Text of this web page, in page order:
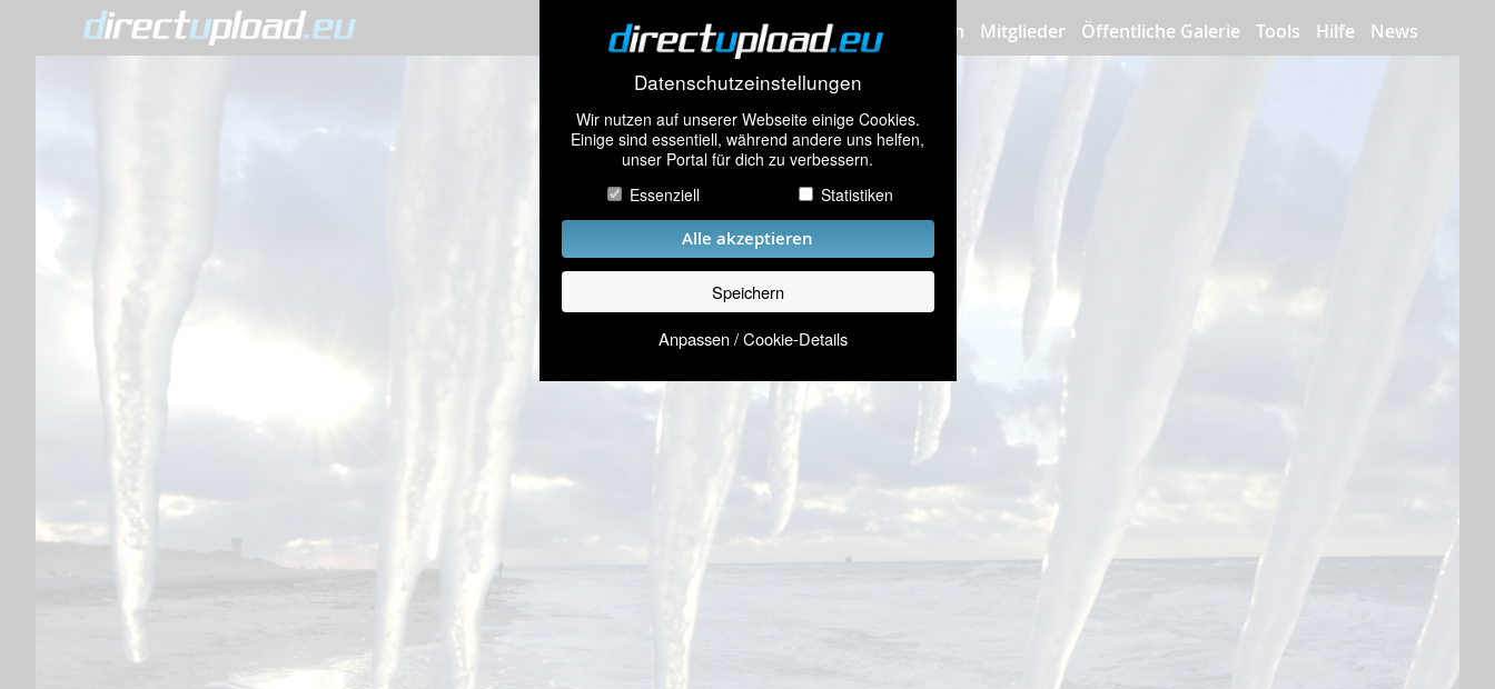
Datenschutzeinstellungen
Wir nutzen auf unserer Webseite einige Cookies.
Einige sind essentiell, während andere uns helfen,
unser Portal für dich zu verbessern.
Essenziell
Statistiken
Alle akzeptieren
Speichern
Anpassen / Cookie-Details
Bilder hochladen Mitglieder Öffentliche Galerie Tools Hilfe News